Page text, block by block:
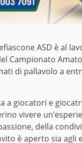
ASD è al
Campionato
di pallavolo a
a giocatori e
vivere
della
è aperto sia agli